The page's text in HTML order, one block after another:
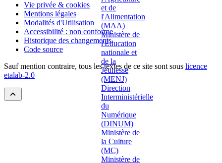
Vie privée & cookies
Mentions légales
Modalités d'Utilisation
Accessibilité : non conforme
Historique des changements
Code source
Sauf mention contraire, tous les textes de ce site sont sous licence
etalab-2.0